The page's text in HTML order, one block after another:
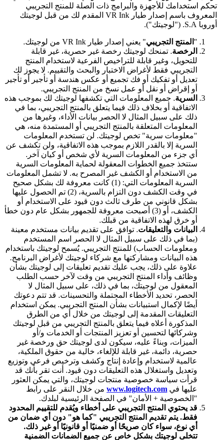
تحكم استخدامك للأجهزة والبرامج ذات الصلة للمنتج التجريبي
المعروف باسم إصدار طيار VR Ink المقدم لك من قبل لوجيتك
أوروبا S.A. ("لوجيتك").
" المنتج التجريبي" يعني إصدار طيار VR Ink من لوجيتك.
الرخصة. تمنحك لوجيتك رخصة غير حصرية، غير قابلة
للتحويل، وغير قابلة للتراخيص الفرعية لاستخدام المنتج
التجريبي فقط لأغراض الاختبار والبحث والتقييم. لا يجوز لك
تعديل أو تفكيك أو فك تجميع أو عكس هندسة أو تأجير أو تأجير
أو إقراض أو نقل أو عمل نسخ من المنتج التجريبي.
السرية. جميع المعلومات التي تكشفها لوجيتك لك بموجب هذه
الاتفاقية أو بخلاف ذلك فيما يتعلق بالمنتج التجريبي، بما في
ذلك على سبيل المثال لا الحصر بيانات الأداء، وغيرها من
المعلومات المتعلقة بالمنتج التجريبي أو المستمدة منه، هي
"معلومات سرية" تخص لوجيتك. لن تستخدم المعلومات
السرية إلا بالقدر اللازم بموجب هذه الاتفاقية، ولن تكشف عن
أي جزء من المعلومات السرية لأي شخص أو كيان آخر.
ستتخذ جميع الخطوات المعقولة لحماية المعلومات السرية
من الاستخدام أو الكشف غير المصرح به. لا تشمل المعلومات
السرية المعلومات التي: (1) كانت معروفة لك بشكل صحيح
في وقت الكشف دون التزام بالسرية، (2) تم الحصول عليها
بشكل قانوني من طرف ثالث دون قيود على الاستخدام أو
الكشف، أو (3) أصبحت معروفة للجمهور بشكل عام دون خطأ
أو خرق لهذه الاتفاقية من قبلك.
البيانات والتعليقات. توافق على تقديم بيانات مستخدم معينة
(بما في ذلك على سبيل المثال لا الحصر اسم المستخدم
ومعلومات الحساب) للمنتج التجريبي. يُسمح لوجيتك باستخدام
هذه البيانات ومشاركتها مع شركاء لوجيتك لأغراض البرنامج.
علاوة على ذلك، يجب عليك تقديم تعليقات إلى لوجيتك بشأن
وظائف وأداء المنتج التجريبي من وقت لآخر حسب الطلب
المعقول من لوجيتك، بما في ذلك، على سبيل المثال لا
الحصر، تحديد الأخطاء المحتملة والتحسينات. قد تتم دعوتك
أيضًا لإكمال استبيانات بشأن المنتج التجريبي. يمكن استخدام
التعليقات المقدمة إلى لوجيتك من خلال أي من الطرق
المذكورة أعلاه فيما يتعلق بالمنتج التجريبي من قبل لوجيتك
وشركائها لتحسين أو تعزيز المنتجات أو الخدمات و/أو
الميزات، وبناءً عليه، سيكون لدى لوجيتك حق ورخصة غير
حصرية، دائمة، غير قابلة للإلغاء، خالية من حقوق الملكية،
عالمية لاستخدام وإعادة إنتاج وكشف وترخيص فرعي وتوزيع
وتعديل واستغلال هذه التعليقات دون قيود. أنت تقر بأنك قد
قرأت سياسة خصوصية منتجات لوجيتك، والتي يمكن العثور
عليها في www.logitech.com من خلال النقر على رابط
"الخصوصية + الأمان" في الصفحة الرئيسية لبلدك.
قد يحتوي المنتج التجريبي على أخطاء ويُقدم للتقييم المحدود
فقط. يتم تقديم المنتج التجريبي "كما هو" دون أي ضمان من
أي نوع، سواء كان صريحًا أو ضمنيًا أو قانونيًا أو غير ذلك.
تتخلى لوجيتك بشكل خاص عن جميع الضمانات الضمنية